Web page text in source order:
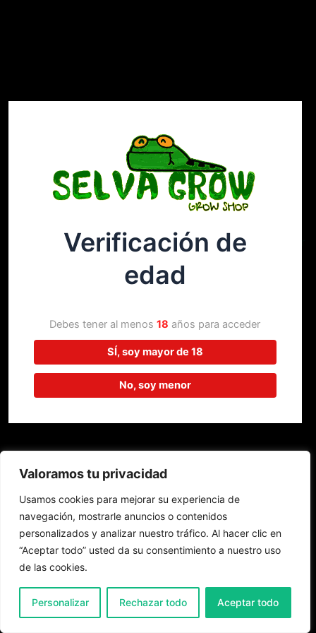
Valoramos tu privacidad
Usamos cookies para mejorar su experiencia de
navegación, mostrarle anuncios o contenidos
personalizados y analizar nuestro tráfico. Al hacer clic en
“Aceptar todo” usted da su consentimiento a nuestro uso
de las cookies.
Personalizar Rechazar todo Aceptar todo
¡Disculpa este desastre! Estamos
trabajando en algo increíble,
¡vuelve pronto!
Verificación de
edad
Debes tener al menos18 años para acceder
SÍ, soy mayor de 18
No, soy menor